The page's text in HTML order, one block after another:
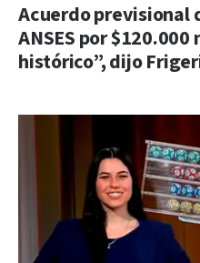
Acuerdo previsional
ANSES por
histórico”, dijo